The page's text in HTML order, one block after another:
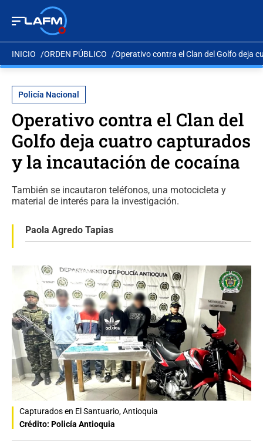
INICIO ORDEN PÚBLICO Operativo contra el Clan del Golfo deja
Policía Nacional
Operativo contra el Clan del
Golfo deja cuatro capturados
y la incautación de cocaína
También se incautaron teléfonos, una motocicleta y
material de interés para la investigación.
Paola Agredo Tapias
Capturados en El Santuario, Antioquia
Crédito: Policía Antioquia